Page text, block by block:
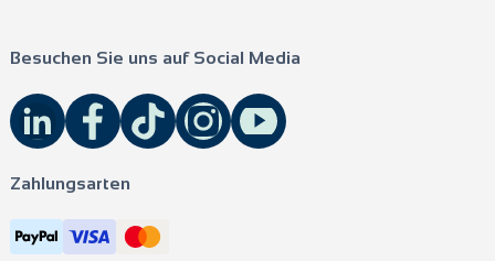
Besuchen Sie uns auf Social Media
Zahlungsarten